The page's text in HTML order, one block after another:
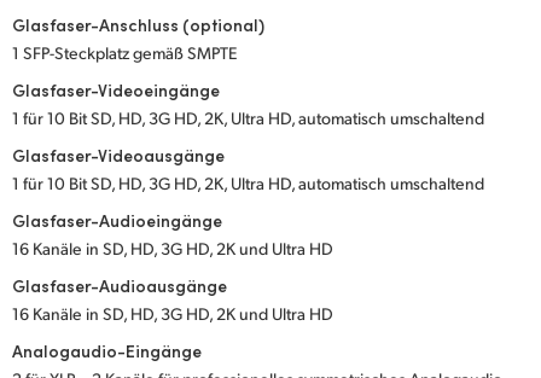
Glasfaser-Anschluss (optional)
1 SFP-Steckplatz gemäß SMPTE
Glasfaser-Videoeingänge
1 für 10­ Bit SD, HD, 3G HD, 2K, Ultra HD, automatisch umschaltend
Glasfaser-Videoausgänge
1 für 10­ Bit SD, HD, 3G HD, 2K, Ultra HD, automatisch umschaltend
Glasfaser-Audioeingänge
16 Kanäle in SD, HD, 3G HD, 2K und Ultra HD
Glasfaser-Audioausgänge
16 Kanäle in SD, HD, 3G HD, 2K und Ultra HD
Analogaudio-Eingänge